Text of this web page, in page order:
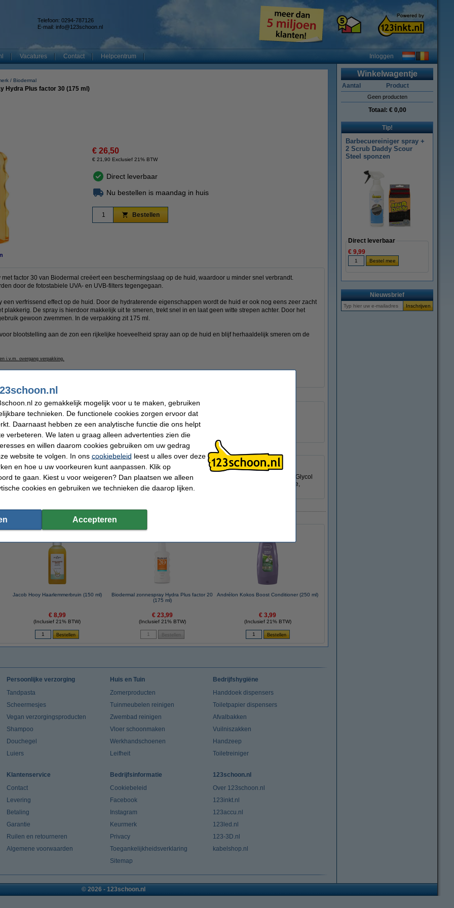
Telefoon: 0294-787126
E-mail: info@123schoon.nl
Vacatures Contact Helpcentrum Inloggen
Biodermal
Hydra Plus factor 30 (175 ml)
€ 26,50
€ 21,90 Exclusief 21% BTW
Direct leverbaar
Nu bestellen is maandag in huis
Bestellen
factor 30 van Biodermal creëert een beschermingslaag op de huid, waardoor u minder snel verbrandt.
door de fotostabiele UVA- en UVB-filters tegengegaan.
een verfrissend effect op de huid. Door de hydraterende eigenschappen wordt de huid er ook nog eens zeer zacht
plakkerig. De spray is hierdoor makkelijk uit te smeren, trekt snel in en laat geen witte strepen achter. Door het
gewoon zwemmen. In de verpakking zit 175 ml.
blootstelling aan de zon een rijkelijke hoeveelheid spray aan op de huid en blijf herhaaldelijk smeren om de
i.v.m. overgang verpakking.
Toepassing:
UV-bescherming:
UVA en UVB
Waterproof: nee
Lijst van ingrediënten
Octocrylene, Ethylhexyl Salicylate, C12-13 Alkyl Lactate, Neopentyl Glycol Diethylhexanoate, Neopentyl Glycol
Methoxyphenyl Triazine, Butyl Methoxydibenzoylmethane, Diethylamino Hydroxybenzoyl Hexyl Benzoate,
Copolymer, Propylene Glycol Dibenzoate, Tocopheryl Acetate.
artikel ook besteld hebben
Jacob Hooy Haarlemmerbruin (150 ml)
€ 8,99
(Inclusief 21% BTW)
Biodermal zonnespray Hydra Plus factor 20
(175 ml)
€ 23,99
(Inclusief 21% BTW)
Andrélon Kokos Boost Conditioner (250 ml)
€ 3,99
(Inclusief 21% BTW)
Winkelwagentje
Aantal Product
Geen producten
Totaal: € 0,00
Tip!
Barbecuereiniger spray +
2 Scrub Daddy Scour
Steel sponzen
Direct leverbaar
€ 9,99
Nieuwsbrief
Persoonlijke verzorging
Tandpasta
Scheermesjes
Vegan verzorgingsproducten
Shampoo
Douchegel
Luiers
Huis en Tuin
Zomerproducten
Tuinmeubelen reinigen
Zwembad reinigen
Vloer schoonmaken
Werkhandschoenen
Leifheit
Bedrijfshygiëne
Handdoek dispensers
Toiletpapier dispensers
Afvalbakken
Vuilniszakken
Handzeep
Toiletreiniger
Klantenservice
Contact
Levering
Betaling
Garantie
Ruilen en retourneren
Algemene voorwaarden
Bedrijfsinformatie
Cookiebeleid
Facebook
Instagram
Keurmerk
Privacy
Toegankelijkheidsverklaring
Sitemap
123schoon.nl
Over 123schoon.nl
123inkt.nl
123accu.nl
123led.nl
123-3D.nl
kabelshop.nl
© 2026 - 123schoon.nl
zo gemakkelijk mogelijk voor u te maken, gebruiken
technieken. De functionele cookies zorgen ervoor dat
Daarnaast hebben ze een analytische functie die ons helpt
verbeteren. We laten u graag alleen advertenties zien die
en willen daarom cookies gebruiken om uw gedrag
website te volgen. In ons cookiebeleid leest u alles over deze
en hoe u uw voorkeuren kunt aanpassen. Klik op
te gaan. Kiest u voor weigeren? Dan plaatsen we alleen
cookies en gebruiken we technieken die daarop lijken.
Accepteren